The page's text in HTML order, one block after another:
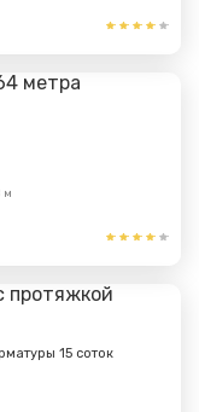
м
15 соток